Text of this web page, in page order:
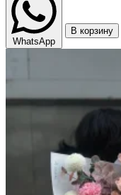
WhatsApp
В корзину